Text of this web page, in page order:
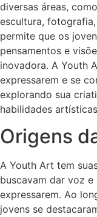
diversas áreas,
escultura,
permite que os
pensamentos e
inovadora. A Youth
expressarem e se
explorando sua
habilidades
Origens
A Youth Art tem
buscavam dar voz
expressarem. Ao
jovens se